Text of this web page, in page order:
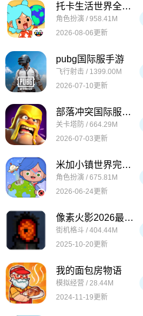
托卡生活世界全解锁版
角色扮演 / 958.41M
2026-08-06更新
pubg国际服手游
飞行射击 / 1399.00M
2026-07-10更新
部落冲突国际服最新版
关卡塔防 / 664.29M
2026-07-03更新
米加小镇世界完整版
角色扮演 / 675.81M
2026-06-24更新
像素火影2026最新版
街机格斗 / 404.44M
2025-10-20更新
我的面包房物语
模拟经营 / 28.44M
2024-11-19更新